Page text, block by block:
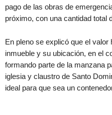
pago de las obras de
próximo, con una cantidad total
En pleno se explicó que el
inmueble y su ubicación, en el
formando parte de la manzana
iglesia y claustro de Santo
ideal para que sea un